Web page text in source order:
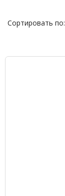
Сортировать по: